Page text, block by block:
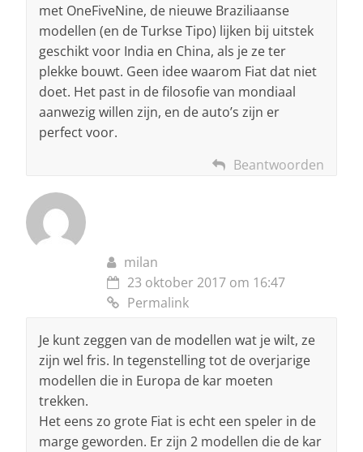
met OneFiveNine, de nieuwe Braziliaanse
modellen (en de Turkse Tipo) lijken bij uitstek
geschikt voor India en China, als je ze ter
plekke bouwt. Geen idee waarom Fiat dat niet
doet. Het past in de filosofie van mondiaal
aanwezig willen zijn, en de auto’s zijn er
perfect voor.
Beantwoorden
milan
23 oktober 2017 om 16:47
Permalink
Je kunt zeggen van de modellen wat je wilt, ze
zijn wel fris. In tegenstelling tot de overjarige
modellen die in Europa de kar moeten
trekken.
Het eens zo grote Fiat is echt een speler in de
marge geworden. Er zijn 2 modellen die de kar